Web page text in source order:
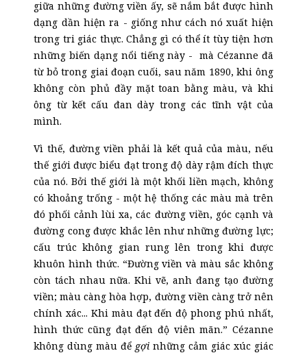
giữa những đường viền ấy, sẽ nắm bắt được hình
dạng dần hiện ra - giống như cách nó xuất hiện
trong tri giác thực. Chẳng gì có thể ít tùy tiện hơn
những biến dạng nổi tiếng này - mà Cézanne đã
từ bỏ trong giai đoạn cuối, sau năm 1890, khi ông
không còn phủ đầy mặt toan bằng màu, và khi
ông từ kết cấu đan dày trong các tĩnh vật của
mình.
Vì thế, đường viền phải là kết quả của màu, nếu
thế giới được biểu đạt trong độ dày rậm đích thực
của nó. Bởi thế giới là một khối liền mạch, không
có khoảng trống - một hệ thống các màu mà trên
đó phối cảnh lùi xa, các đường viền, góc cạnh và
đường cong được khắc lên như những đường lực;
cấu trúc không gian rung lên trong khi được
khuôn hình thức. “Đường viền và màu sắc không
còn tách nhau nữa. Khi vẽ, anh đang tạo đường
viền; màu càng hòa hợp, đường viền càng trở nên
chính xác... Khi màu đạt đến độ phong phú nhất,
hình thức cũng đạt đến độ viên mãn.” Cézanne
không dùng màu để gợi những cảm giác xúc giác